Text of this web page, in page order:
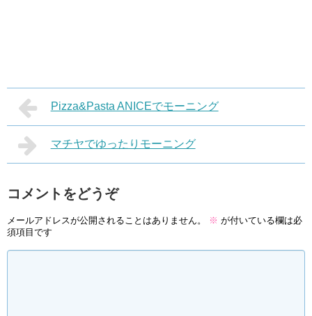
Pizza&Pasta ANICEでモーニング
マチヤでゆったりモーニング
コメントをどうぞ
メールアドレスが公開されることはありません。 ※ が付いている欄は必
須項目です